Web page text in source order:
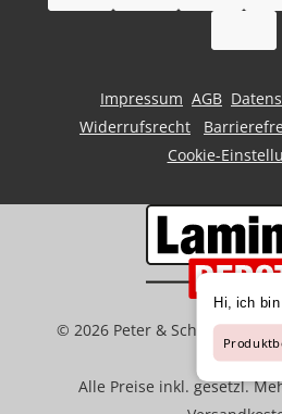
Impressum AGB
Widerrufsrecht
Cookie-
©2026 Peter & Schaffart
Alle Preise inkl. gesetzl.